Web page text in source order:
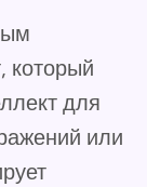
который
для
или